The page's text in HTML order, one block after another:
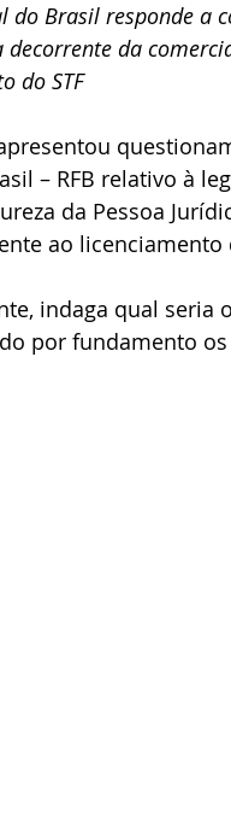
cargas
TRT 2ª Região
do Brasil responde
da
do STF
– RFB relativo à
da Pessoa
ao
indaga qual seria
por fundamento os